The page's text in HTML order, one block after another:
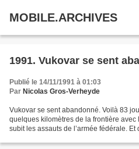
MOBILE.ARCHIVES
1991. Vukovar se sent
Publié le 14/11/1991 à 01:03
Par Nicolas Gros-Verheyde
Vukovar se sent abandonné. Voilà 83
quelques kilomètres de la frontière
subit les assauts de l’armée fédérale.